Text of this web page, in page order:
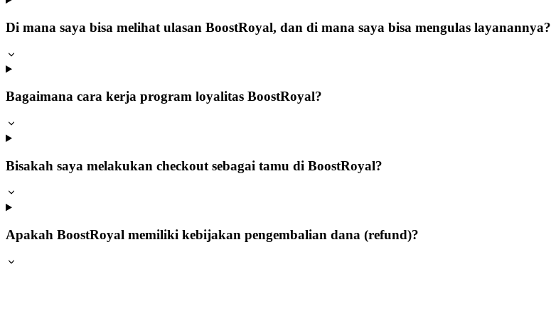
Di mana saya bisa melihat ulasan BoostRoyal, dan di mana saya bisa mengulas layanannya?
Bagaimana cara kerja program loyalitas BoostRoyal?
Bisakah saya melakukan checkout sebagai tamu di BoostRoyal?
Apakah BoostRoyal memiliki kebijakan pengembalian dana (refund)?